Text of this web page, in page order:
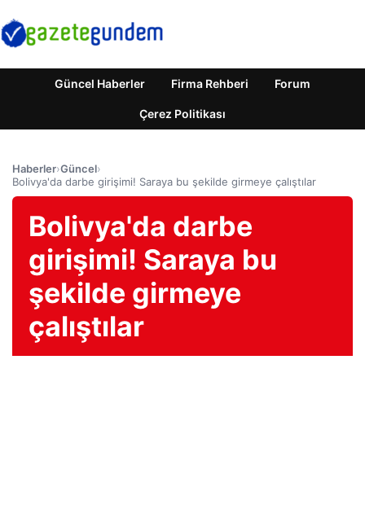
Güncel Haberler Firma Rehberi Forum
Çerez Politikası
Haberler›Güncel›
Bolivya'da darbe girişimi! Saraya bu şekilde girmeye çalıştılar
Bolivya'da darbe
girişimi! Saraya bu
şekilde girmeye
çalıştılar